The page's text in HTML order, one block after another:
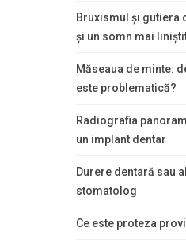
Bruxismul și gutiera
și un somn mai
Măseaua de minte:
este problematică?
Radiografia
un implant dentar
Durere dentară sau
stomatolog
Ce este proteza